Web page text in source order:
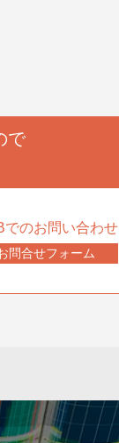
で
でのお問い合わせ
問合せフォーム